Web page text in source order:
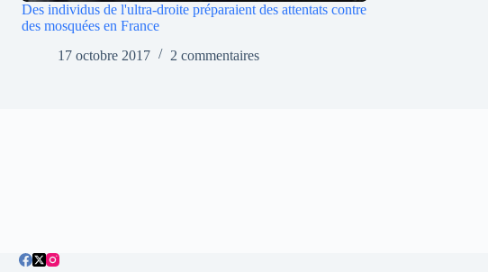
Des individus de l'ultra-droite préparaient des attentats contre
des mosquées en France
17 octobre 2017
2 commentaires